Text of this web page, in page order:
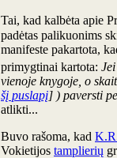
Tai, kad kalbėta apie
padėtas palikuonims
manifeste pakartota,
primygtinai kartota:
vienoje knygoje, o
šį puslapį] ) paversti
atlikti...
Buvo rašoma, kad
Vokietijos tamplierių